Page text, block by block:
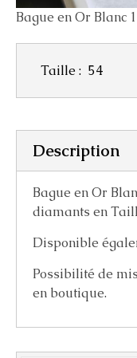
Bague en Or Blanc
Taille : 54
Description
Bague en Or
diamants en
Disponible
Possibilité de
en boutique.